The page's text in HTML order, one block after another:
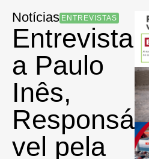
Notícias ENTREVISTAS
Entrevista
a Paulo
Inês,
Responsá
vel pela